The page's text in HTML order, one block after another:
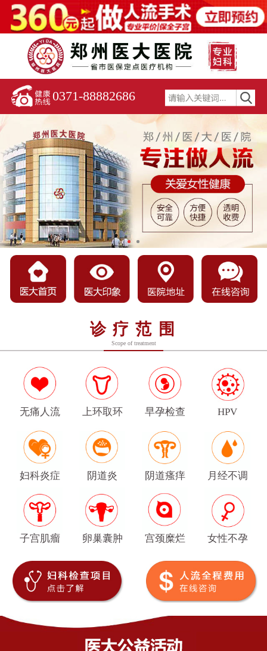
0371-88882686
诊疗范围
Scope of treatment
无痛人流 上环取环 早孕检查 HPV
妇科炎症 阴道炎 阴道瘙痒 月经不调
子宫肌瘤 卵巢囊肿 宫颈糜烂 女性不孕